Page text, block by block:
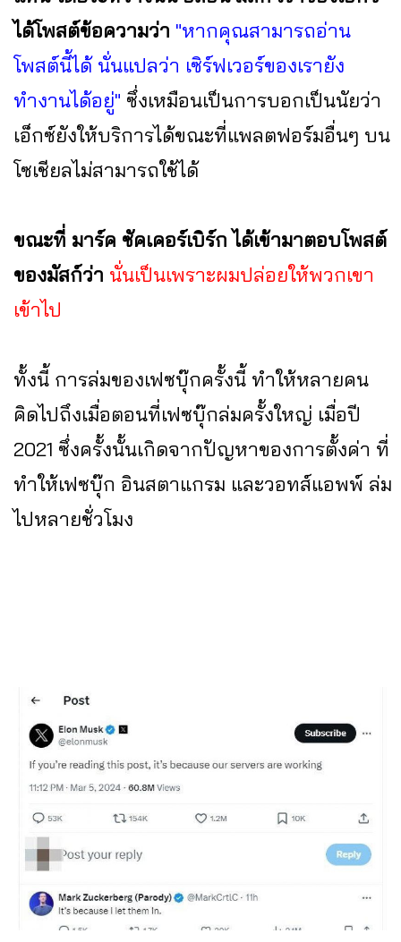
ได้โพสต์ข้อความว่า "หากคุณสามารถอ่าน
โพสต์นี้ได้ นั่นแปลว่า เซิร์ฟเวอร์ของเรายัง
ทำงานได้อยู่" ซึ่งเหมือนเป็นการบอกเป็นนัยว่า
เอ็กซ์ยังให้บริการได้ขณะที่แพลตฟอร์มอื่นๆ บน
โซเชียลไม่สามารถใช้ได้
ขณะที่ มาร์ค ซัคเคอร์เบิร์ก ได้เข้ามาตอบโพสต์
ของมัสก์ว่า นั่นเป็นเพราะผมปล่อยให้พวกเขา
เข้าไป
ทั้งนี้ การล่มของเฟซบุ๊กครั้งนี้ ทำให้หลายคน
คิดไปถึงเมื่อตอนที่เฟซบุ๊กล่มครั้งใหญ่ เมื่อปี
2021 ซึ่งครั้งนั้นเกิดจากปัญหาของการตั้งค่า ที่
ทำให้เฟซบุ๊ก อินสตาแกรม และวอทส์แอพพ์ ล่ม
ไปหลายชั่วโมง